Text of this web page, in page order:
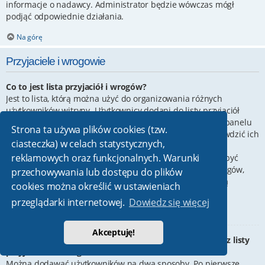
Strona ta używa plików cookies (tzw.
ciasteczka) w celach statystycznych,
reklamowych oraz funkcjonalnych. Warunki
przechowywania lub dostępu do plików
cookies można określić w ustawieniach
przeglądarki internetowej. Dowiedz się więcej
Akceptuję!
informacje o nadawcy. Administrator będzie wówczas mógł
podjąć odpowiednie działania.
Na górę
Przyjaciele i wrogowie
Co to jest lista przyjaciół i wrogów?
Jest to lista, którą można użyć do organizowania różnych
użytkowników witryny. Użytkownicy dodani do listy przyjaciół
znajdującej się w panelu
zarządzania kontem. Z tego poziomu można szybko sprawdzić ich
status, a także wysłać prywatną wiadomość. Zależnie od
używanego stylu witryny, posty tych użytkowników mogą być
wyróżniane. Jeśli użytkownik zostanie dodany do listy wrogów,
wszystkie posty przez niego napisane domyślnie nie będą
wyświetlane.
W jaki sposób można dodawać/usuwać użytkowników z listy